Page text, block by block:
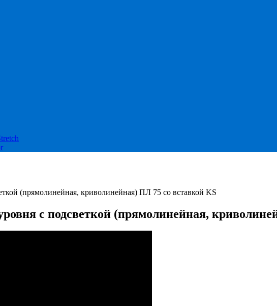
(прямолинейная, криволинейная) ПЛ 75 со вставкой KS
с подсветкой (прямолинейная,